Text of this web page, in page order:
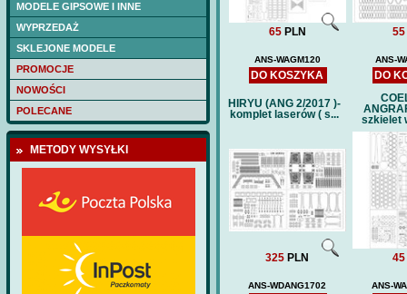
MODELE GIPSOWE I INNE
WYPRZEDAŻ
SKLEJONE MODELE
PROMOCJE
NOWOŚCI
POLECANE
METODY WYSYŁKI
65 PLN
ANS-WAGM120
DO KOSZYKA
55
ANS-
DO
HIRYU (ANG 2/2017 )-
komplet laserów ( s...
325 PLN
ANS-WDANG1702
szkielet
45
ANS-